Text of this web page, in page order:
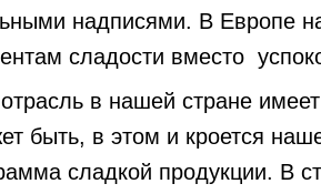
надписями. В Европе
сладости вместо
отрасль в нашей стране
быть, в этом и кроется
сладкой продукции. В